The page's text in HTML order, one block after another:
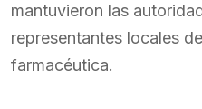
mantuvieron las
representantes locales
farmacéutica.